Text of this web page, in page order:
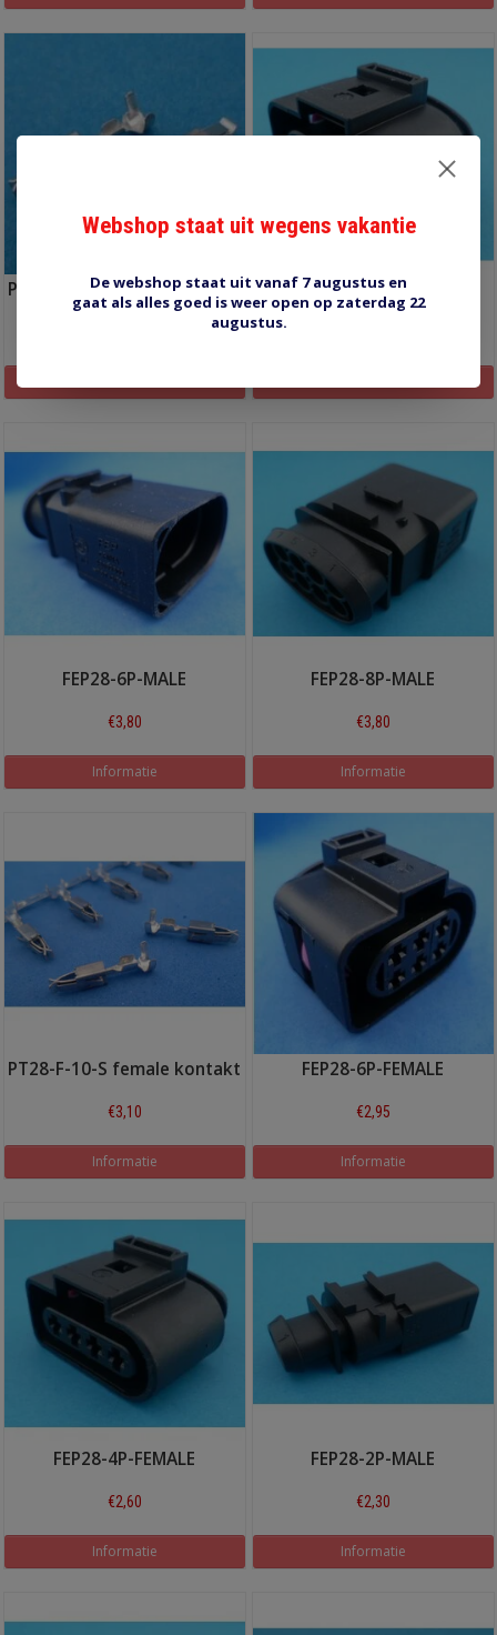
PT28-F-06-S female kontakt FEP28-8P-FEMALE
FEP28-6P-MALE
€3,80
Informatie
FEP28-8P-MALE
€3,80
Informatie
PT28-F-10-S female kontakt
€3,10
Informatie
FEP28-6P-FEMALE
€2,95
Informatie
FEP28-4P-FEMALE
€2,60
Informatie
FEP28-2P-MALE
€2,30
Informatie
Webshop staat uit wegens vakantie
De webshop staat uit vanaf 7 augustus en
gaat als alles goed is weer open op zaterdag 22
augustus.